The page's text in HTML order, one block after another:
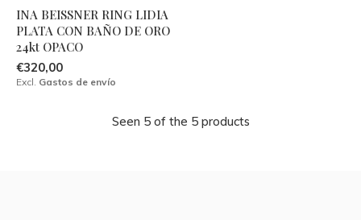
INA BEISSNER RING LIDIA
PLATA CON BAÑO DE ORO
24kt OPACO
€320,00
Excl. Gastos de envío
Seen 5 of the 5 products